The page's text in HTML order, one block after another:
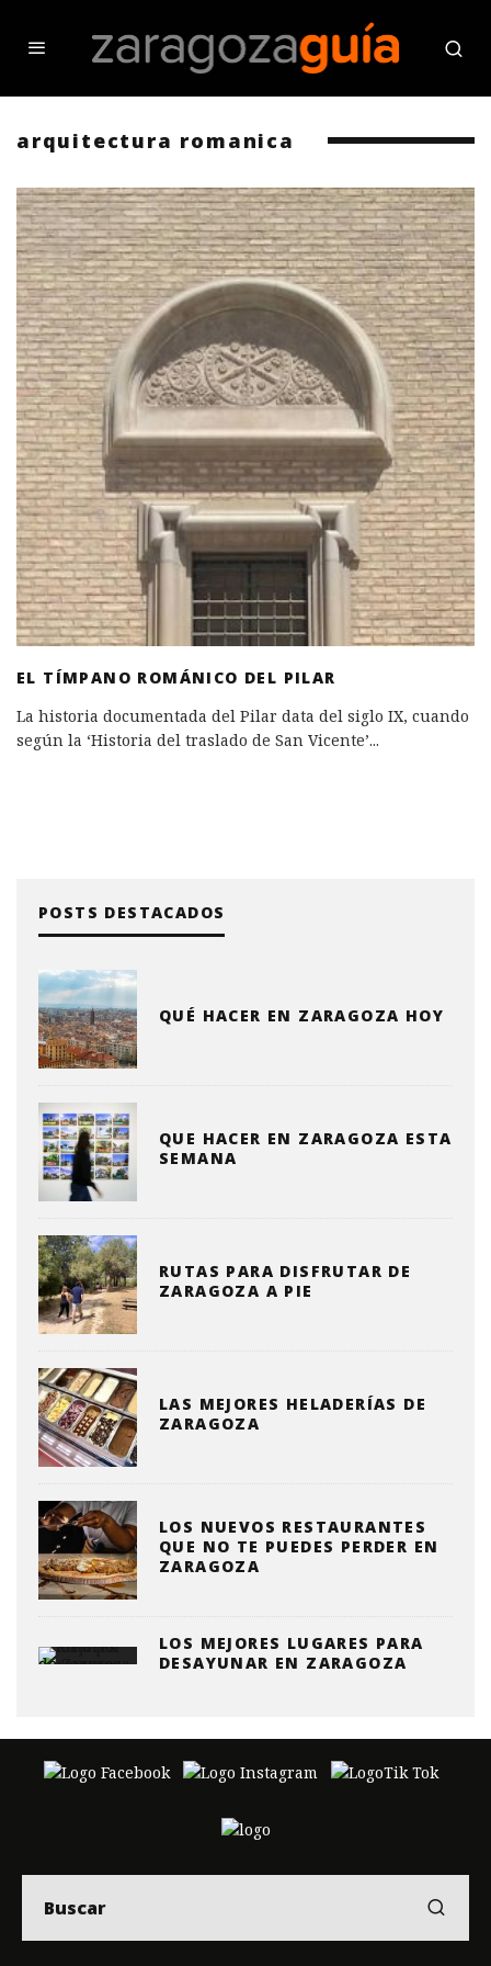
arquitectura romanica
EL TÍMPANO ROMÁNICO DEL PILAR
La historia documentada del Pilar data del siglo IX, cuando
según la ‘Historia del traslado de San Vicente’...
POSTS DESTACADOS
QUÉ HACER EN ZARAGOZA HOY
QUE HACER EN ZARAGOZA ESTA
SEMANA
RUTAS PARA DISFRUTAR DE
ZARAGOZA A PIE
LAS MEJORES HELADERÍAS DE
ZARAGOZA
LOS NUEVOS RESTAURANTES
QUE NO TE PUEDES PERDER EN
ZARAGOZA
LOS MEJORES LUGARES PARA
DESAYUNAR EN ZARAGOZA